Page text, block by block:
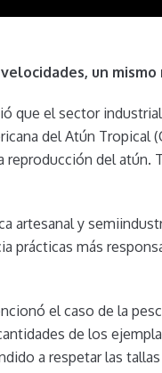
un mismo
que el sector
del Atún Tropical
reproducción del atún.
artesanal y
prácticas más
el caso de la
de los
a respetar las